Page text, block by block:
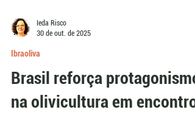
Ieda Risco
30 de out. de 2025
Ibraoliva